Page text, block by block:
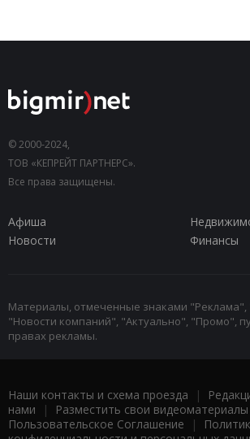
© 2000-2024,
ТОВ «КЕПРЕЙТ ПАРТНЕРС».
Все права защищены.
Афиша
Новости
Финансы
Материалы, отмеченные знаками "Реклама",
"Новости компаний", "Актуально", "Промо",
правах рекламы.
Наши контакты и схема проезда |
нами | Разместить свои видеоматериалы
Пользовательское Соглашение |